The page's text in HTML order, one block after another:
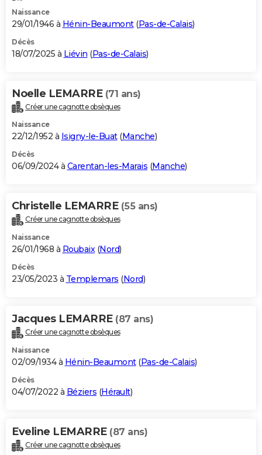
Naissance
29/01/1946 à Hénin-Beaumont(Pas-de-Calais)
Décès
18/07/2025 à Liévin (Pas-de-Calais)
Noelle LEMARRE (71 ans)
Créer une cagnotte obsèques
Naissance
22/12/1952 à Isigny-le-Buat(Manche)
Décès
06/09/2024 à Carentan-les-Marais (Manche)
Christelle LEMARRE (55 ans)
Créer une cagnotte obsèques
Naissance
26/01/1968 à Roubaix(Nord)
Décès
23/05/2023 à Templemars (Nord)
Jacques LEMARRE (87 ans)
Créer une cagnotte obsèques
Naissance
02/09/1934 à Hénin-Beaumont(Pas-de-Calais)
Décès
04/07/2022 à Béziers (Hérault)
Eveline LEMARRE (87 ans)
Créer une cagnotte obsèques